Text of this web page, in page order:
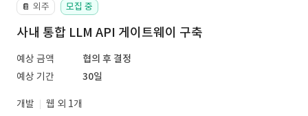
📔 외주 모집 중
사내 통합 LLM API 게이트웨이 구축
예상 금액
협의 후 결정
예상 기간
30일
개발
웹 외 1개